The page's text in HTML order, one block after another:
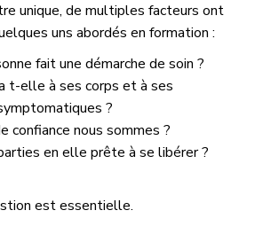
unique, de multiples facteurs ont
uns abordés en formation :
fait une démarche de soin ?
t-elle à ses corps et à ses
?
confiance nous sommes ?
en elle prête à se libérer ?
est essentielle.